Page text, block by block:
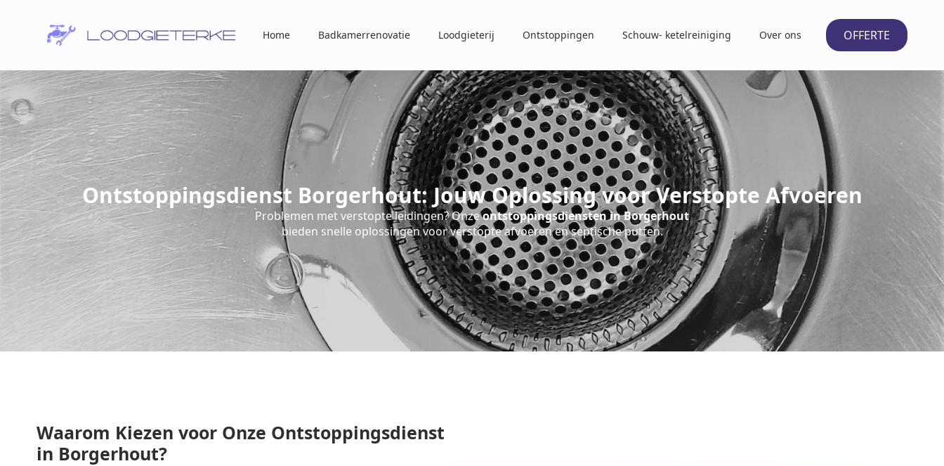
Home Badkamerrenovatie Loodgieterij Ontstoppingen Schouw- ketelreiniging Over ons OFFERTE
Ontstoppingsdienst Borgerhout: Jouw Oplossing voor Verstopte Afvoeren
Problemen met verstopte leidingen? Onzeontstoppingsdiensten in Borgerhout
bieden snelle oplossingen voor verstopte afvoeren en septische putten.
Waarom Kiezen voor Onze Ontstoppingsdienst
in Borgerhout?